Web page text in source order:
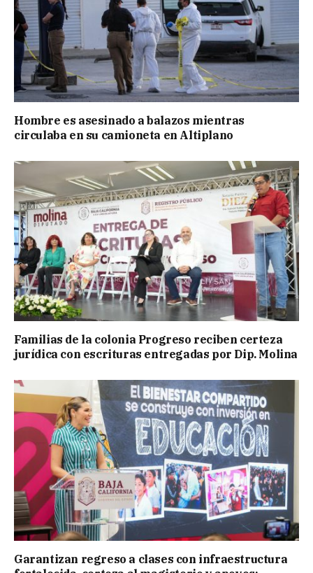
Hombre es asesinado a balazos mientras
circulaba en su camioneta en Altiplano
Familias de la colonia Progreso reciben certeza
jurídica con escrituras entregadas por Dip. Molina
Garantizan regreso a clases con infraestructura